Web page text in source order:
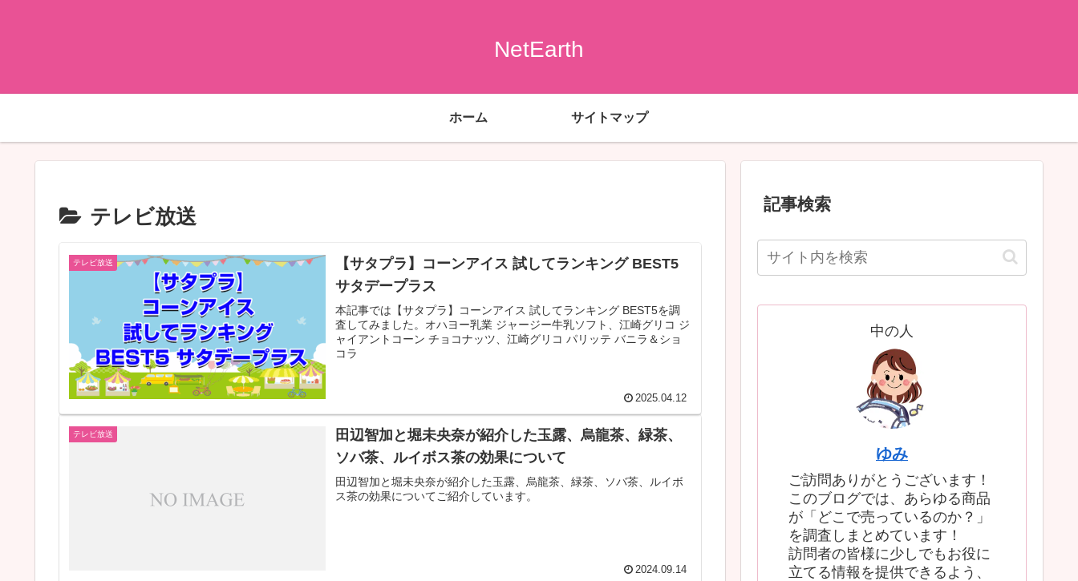
NetEarth
ホーム サイトマップ
テレビ放送
テレビ放送
【サタプラ】コーンアイス 試してランキング BEST5
サタデープラス
本記事では【サタプラ】コーンアイス 試してランキング BEST5を調
査してみました。オハヨー乳業 ジャージー牛乳ソフト、江崎グリコ ジ
ャイアントコーン チョコナッツ、江崎グリコ パリッテ バニラ＆ショ
コラ
2025.04.12
テレビ放送
田辺智加と堀未央奈が紹介した玉露、烏龍茶、緑茶、
ソバ茶、ルイボス茶の効果について
田辺智加と堀未央奈が紹介した玉露、烏龍茶、緑茶、ソバ茶、ルイボ
ス茶の効果についてご紹介しています。
2024.09.14
記事検索
中の人
ゆみ
ご訪問ありがとうございます！
このブログでは、あらゆる商品
が「どこで売っているのか？」
を調査しまとめています！
訪問者の皆様に少しでもお役に
立てる情報を提供できるよう、